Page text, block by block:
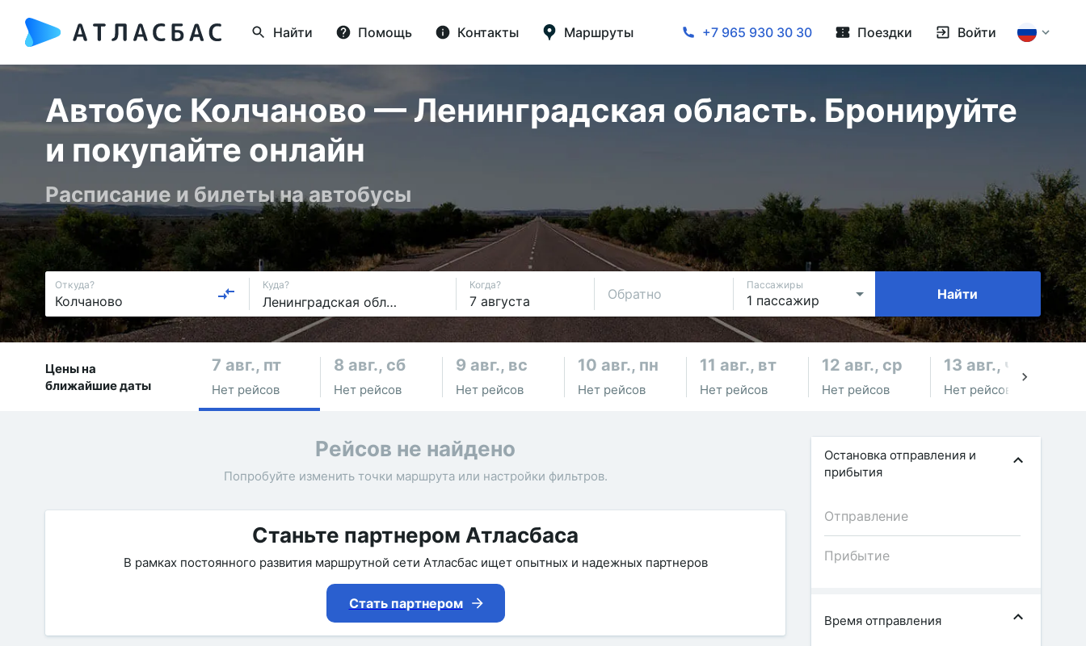
Найти Помощь Контакты Маршруты +7 965 930 30 30 Поездки Войти
Автобус Колчаново — Ленинградская область. Бронируйте
и покупайте онлайн
Расписание и билеты на автобусы
Откуда? Куда? Когда?
Обратно
Пассажиры
Найти
Цены на
ближайшие даты
7 авг., пт
Нет рейсов
8 авг., сб
Нет рейсов
9 авг., вс
Нет рейсов
10 авг., пн
Нет рейсов
11 авг., вт
Нет рейсов
12 авг., ср
Нет рейсов
13 авг., чт
Нет рейсов
Рейсов не найдено
Попробуйте изменить точки маршрута или настройки фильтров.
Станьте партнером Атласбаса
В рамках постоянного развития маршрутной сети Атласбас ищет опытных и надежных партнеров
Стать партнером
Остановка отправления и
прибытия
Время отправления